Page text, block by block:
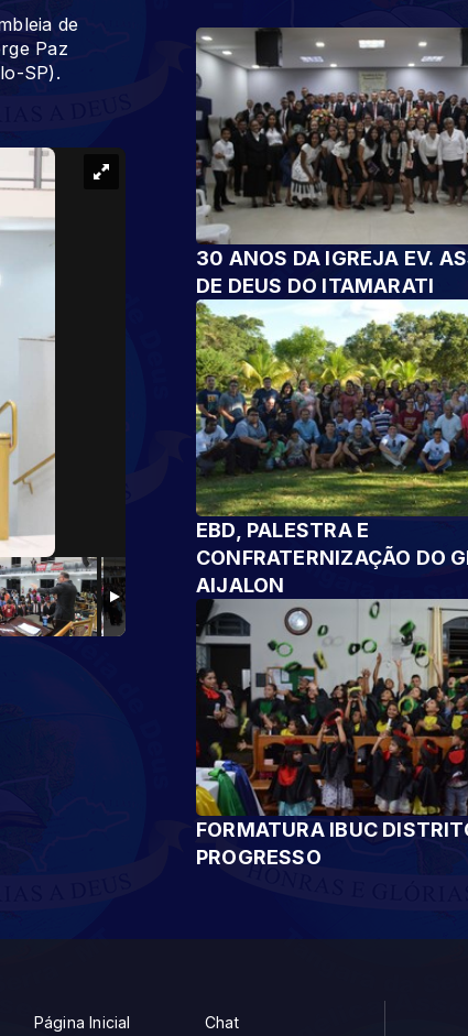
de
Paz
SP).
30 ANOS DA IGREJA EV.
DE DEUS DO ITAMARATI
EBD, PALESTRA E
CONFRATERNIZAÇÃO DO
AIJALON
FORMATURA IBUC
PROGRESSO
Página Inicial Chat